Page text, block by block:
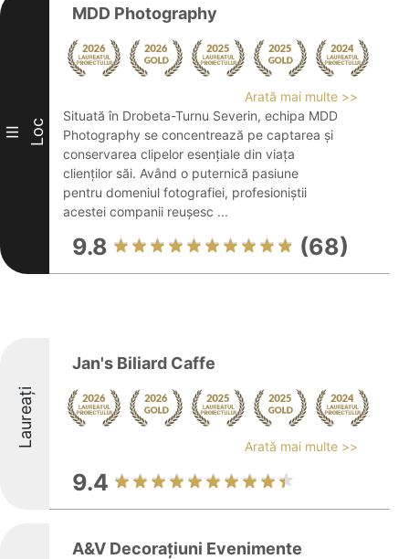
III Loc
MDD Photography
Arată mai multe >>
Situată în Drobeta-Turnu Severin, echipa MDD
Photography se concentrează pe captarea și
conservarea clipelor esențiale din viața
clienților săi. Având o puternică pasiune
pentru domeniul fotografiei, profesioniștii
acestei companii reușesc ...
9.8 (68)
Laureați
Jan's Biliard Caffe
Arată mai multe >>
9.4
A&V Decorațiuni Evenimente